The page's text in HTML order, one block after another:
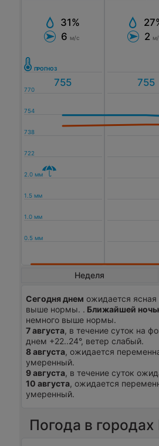
31%
6 м/с
2
Неделя
Сегодня днем ожидается
выше нормы. . Ближайшей
немного выше нормы.
7 августа, в течение суток на
днем +22..24°, ветер слабый.
8 августа, ожидается
умеренный.
9 августа, в течение суток
10 августа, ожидается
умеренный.
Погода в